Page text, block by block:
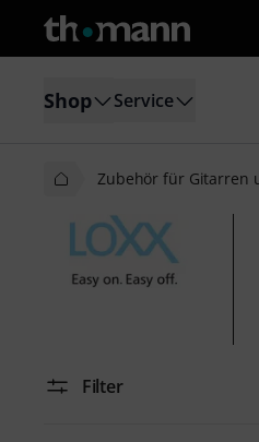
Shop Service
Zubehör für Gitarren
Filter